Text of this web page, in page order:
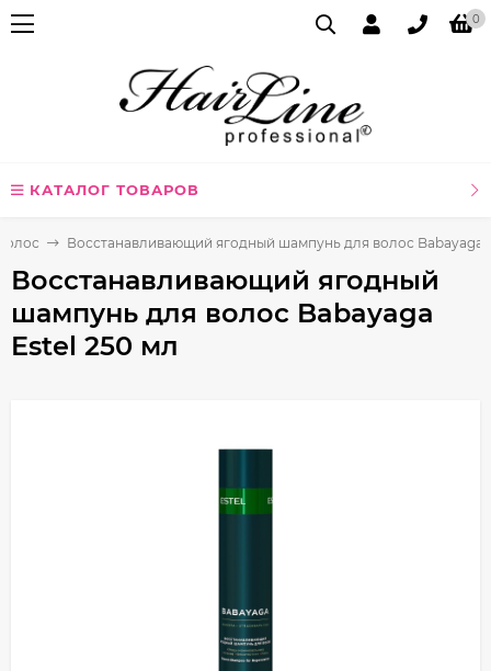
0
КАТАЛОГ ТОВАРОВ
Восстанавливающий ягодный шампунь для волос Babayaga
Восстанавливающий ягодный
шампунь для волос Babayaga
Estel 250 мл